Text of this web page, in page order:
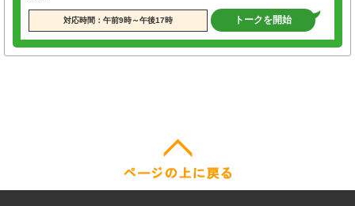
対応時間：午前9時～午後17時 トークを開始